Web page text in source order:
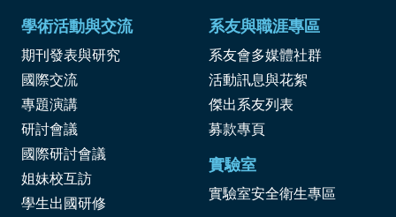
學術活動與交流
期刊發表與研究
國際交流
專題演講
研討會議
國際研討會議
姐妹校互訪
學生出國研修
系友與職涯專區
系友會多媒體社群
活動訊息與花絮
傑出系友列表
募款專頁
實驗室
實驗室安全衛生專區